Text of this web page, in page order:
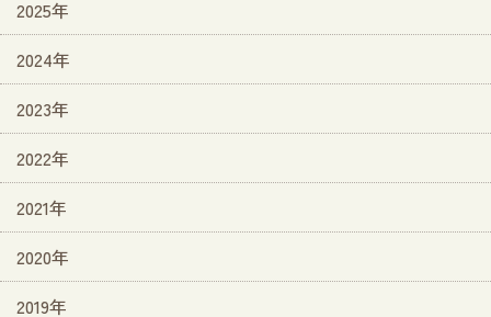
2025年
2024年
2023年
2022年
2021年
2020年
2019年